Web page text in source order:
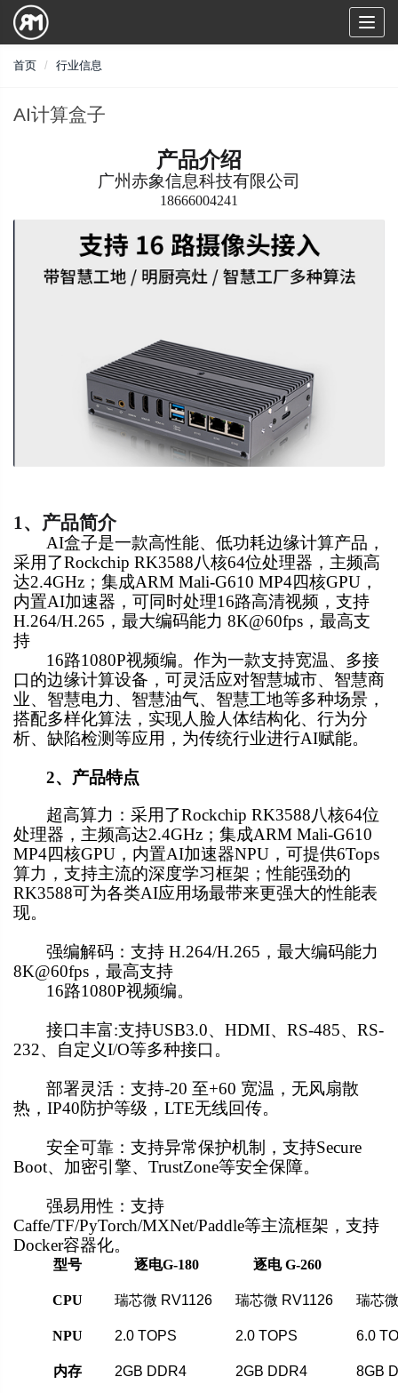
首页
行业信息
AI计算盒子
产品介绍
广州赤象信息科技有限公司
18666004241
1、 产品简介
AI盒子是一款高性能、低功耗边缘计算产品，
采用了Rockchip RK3588八核64位处理器，主频高
达2.4GHz；集成ARM Mali-G610 MP4四核GPU，
内置AI加速器，可同时处理16路高清视频，支持
H.264/H.265，最大编码能力 8K@60fps，最高支
持
16路1080P视频编。作为一款支持宽温、多接
口的边缘计算设备，可灵活应对智慧城市、智慧商
业、智慧电力、智慧油气、智慧工地等多种场景，
搭配多样化算法，实现人脸人体结构化、行为分
析、缺陷检测等应用，为传统行业进行AI赋能。
2、产品特点
超高算力：采用了Rockchip RK3588八核64位
处理器，主频高达2.4GHz；集成ARM Mali-G610
MP4四核GPU，内置AI加速器NPU，可提供6Tops
算力，支持主流的深度学习框架；性能强劲的
RK3588可为各类AI应用场最带来更强大的性能表
现。
强编解码：支持 H.264/H.265，最大编码能力
8K@60fps，最高支持
16路1080P视频编。
接口丰富:支持USB3.0、HDMI、RS-485、RS-
232、自定义I/O等多种接口。
部署灵活：支持-20 至+60 宽温，无风扇散
热，IP40防护等级，LTE无线回传。
安全可靠：支持异常保护机制，支持Secure
Boot、加密引擎、TrustZone等安全保障。
强易用性：支持
Caffe/TF/PyTorch/MXNet/Paddle等主流框架，支持
Docker容器化。
型号 逐电G-180 逐电G-260
CPU 瑞芯微 RV1126 瑞芯微 RV1126 瑞芯
NPU 2.0 TOPS 2.0 TOPS 6.0
内存 2GB DDR4 2GB DDR4 8GB